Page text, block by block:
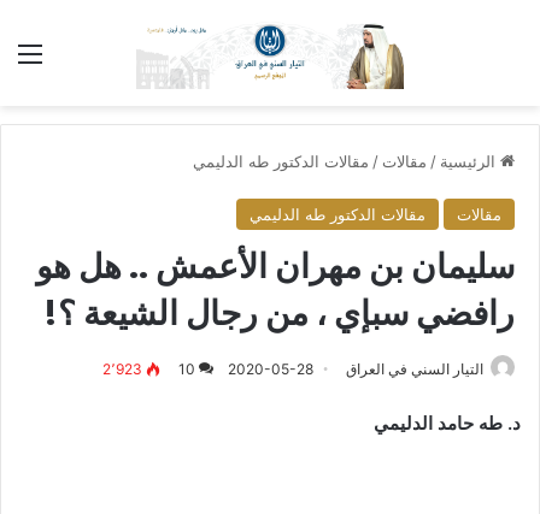
الرئيسية / مقالات / مقالات الدكتور طه الدليمي
مقالات مقالات الدكتور طه الدليمي
سليمان بن مهران الأعمش .. هل هو
رافضي سبإي ، من رجال الشيعة ؟!
التيار السني في العراق 2020-05-28
10 2٬923
د. طه حامد الدليمي